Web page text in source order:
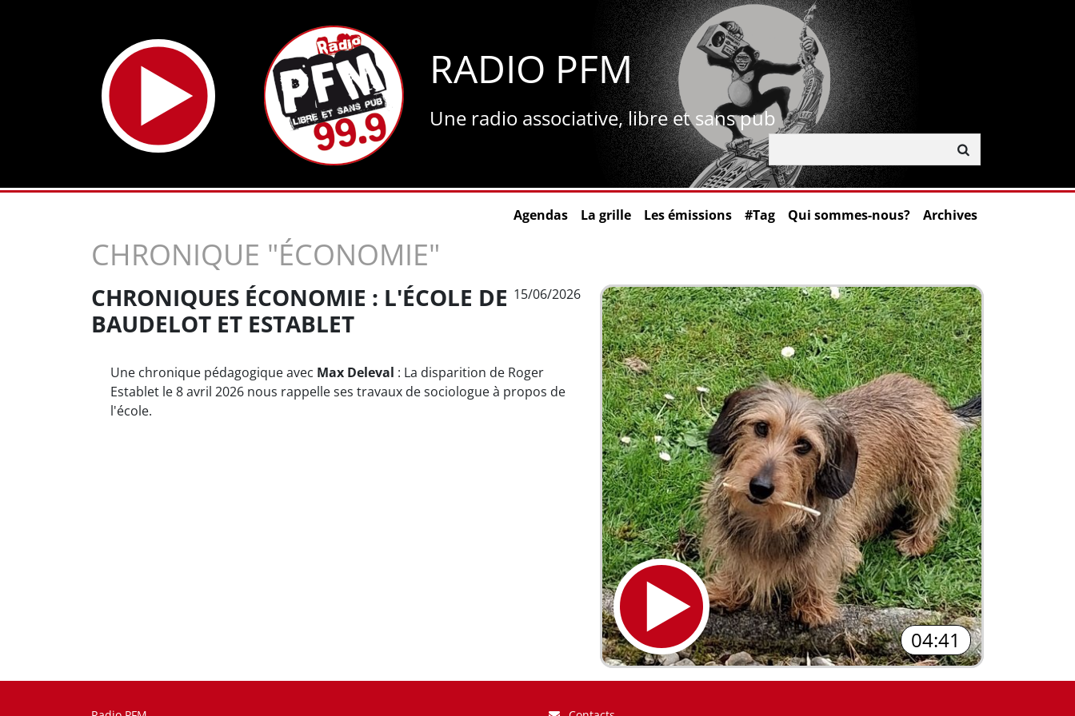
RADIO PFM
Une radio associative, libre et sans pub
Agendas La grille Les émissions #Tag Qui sommes-nous? Archives
CHRONIQUE "ÉCONOMIE"
CHRONIQUES ÉCONOMIE : L'ÉCOLE DE
BAUDELOT ET ESTABLET
15/06/2026
Une chronique pédagogique avec Max Deleval : La disparition de Roger
Establet le 8 avril 2026 nous rappelle ses travaux de sociologue à propos de
l'école.
04:41